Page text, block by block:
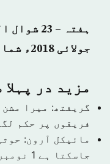
جولائی 2018ء شمارہ نمبر (14466)
مزید در پہلا
گریفتھ: میرا
فریقوں پر حکم
مائیکل آرون:
جاسکتا ہے 1 نومبر 2019